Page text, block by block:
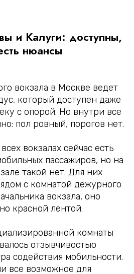
и Калуги: доступны,
нюансы
вокзала в Москве ведет
который доступен даже
с опорой. Но внутри все
пол ровный, порогов нет.
вокзалах сейчас есть
пассажиров, но на
такой нет. Для них
с комнатой дежурного
вокзала, оно
красной лентой.
комнаты
отзывчивостью
содействия мобильности.
все возможное для